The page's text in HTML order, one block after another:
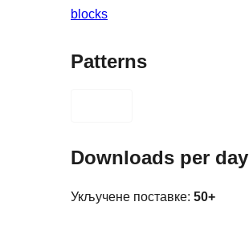
blocks
Patterns
Downloads per day
Укључене поставке: 50+